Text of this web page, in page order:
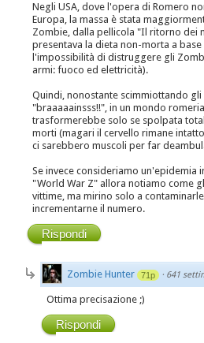
Negli USA, dove l'opera di Romero
Europa, la massa è stata
Zombie, dalla pellicola "Il ritorno dei
presentava la dieta non-morta a
l'impossibilità di distruggere gli
armi: fuoco ed elettricità).
Quindi, nonostante scimmiottando
"braaaaainsss!!", in un mondo
trasformerebbe solo se spolpata
morti (magari il cervello rimane
ci sarebbero muscoli per far
Se invece consideriamo un'epidemia
"World War Z" allora notiamo come
vittime, ma mirino solo a
incrementarne il numero.
Rispondi
Zombie Hunter 71p · 641
Ottima precisazione ;)
Rispondi